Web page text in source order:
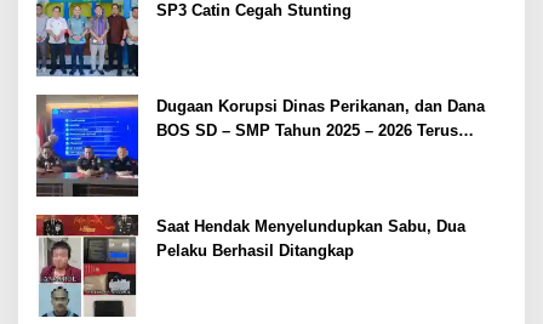
SP3 Catin Cegah Stunting
Dugaan Korupsi Dinas Perikanan, dan Dana
BOS SD – SMP Tahun 2025 – 2026 Terus
Saat Hendak Menyelundupkan Sabu, Dua
Pelaku Berhasil Ditangkap